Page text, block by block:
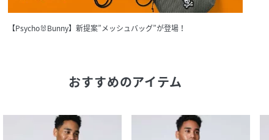
【Psycho🐰Bunny】新提案”メッシュバッグ”が登場！
おすすめのアイテム